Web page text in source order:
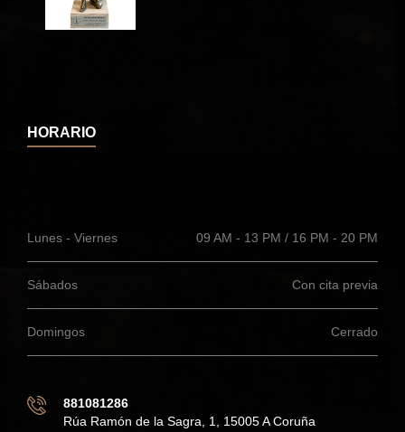
HORARIO
Lunes - Viernes 09 AM - 13 PM / 16 PM - 20 PM
Sábados Con cita previa
Domingos Cerrado
881081286
Rúa Ramón de la Sagra, 1, 15005 A Coruña